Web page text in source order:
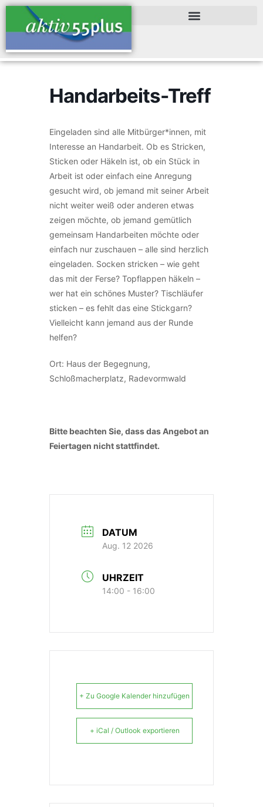
Handarbeits-Treff
Eingeladen sind alle Mitbürger*innen, mit
Interesse an Handarbeit. Ob es Stricken,
Sticken oder Häkeln ist, ob ein Stück in
Arbeit ist oder einfach eine Anregung
gesucht wird, ob jemand mit seiner Arbeit
nicht weiter weiß oder anderen etwas
zeigen möchte, ob jemand gemütlich
gemeinsam Handarbeiten möchte oder
einfach nur zuschauen – alle sind herzlich
eingeladen. Socken stricken – wie geht
das mit der Ferse? Topflappen häkeln –
wer hat ein schönes Muster? Tischläufer
sticken – es fehlt das eine Stickgarn?
Vielleicht kann jemand aus der Runde
helfen?
Ort: Haus der Begegnung,
Schloßmacherplatz, Radevormwald
Bitte beachten Sie, dass das Angebot an
Feiertagen nicht stattfindet.
DATUM
Aug. 12 2026
UHRZEIT
14:00 - 16:00
+ Zu Google Kalender hinzufügen
+ iCal / Outlook exportieren